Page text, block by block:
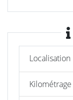
Localisation
Kilométrage